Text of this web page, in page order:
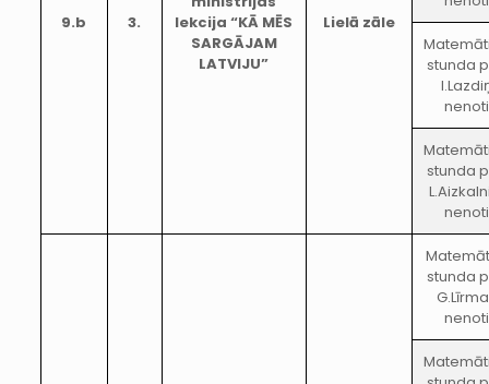
9.b 3.
lekcija “KĀ MĒS
SARGĀJAM
LATVIJU”
Lielā zāle
stunda
stunda
stunda